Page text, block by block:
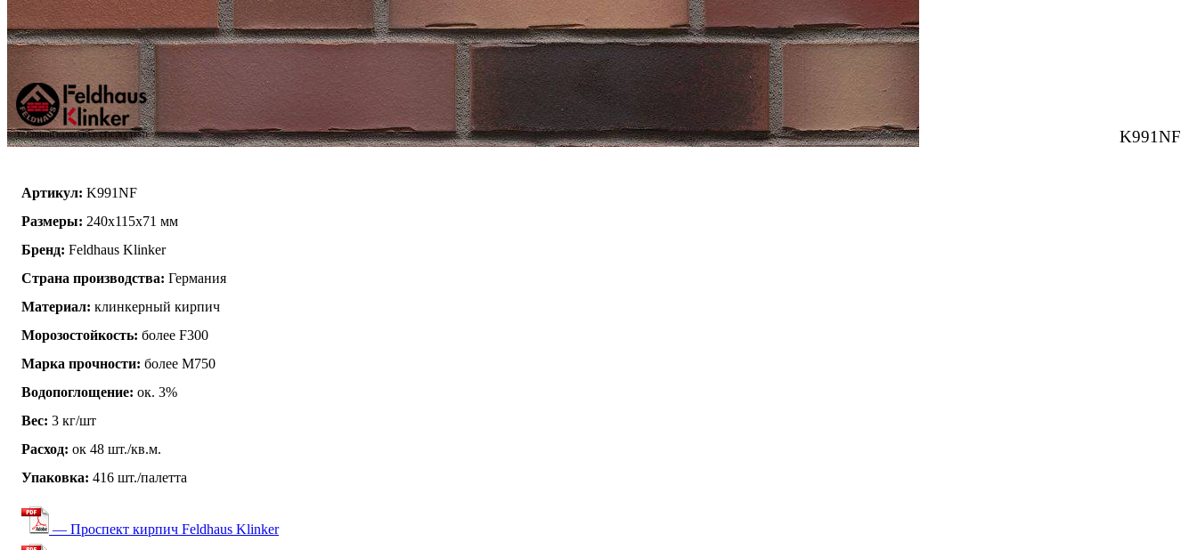
K991NF
Артикул: K991NF
Размеры: 240х115х71 мм
Бренд: Feldhaus Klinker
Страна производства: Германия
Материал: клинкерный кирпич
Морозостойкость: более F300
Марка прочности: более М750
Водопоглощение: ок. 3%
Вес: 3 кг/шт
Расход: ок 48 шт./кв.м.
Упаковка: 416 шт./палетта
— Проспект кирпич Feldhaus Klinker